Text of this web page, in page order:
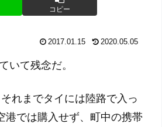
コピー
2017.01.15 2020.05.05
いて残念だ。
れまでタイには陸路で入っ
港では購入せず、町中の携帯